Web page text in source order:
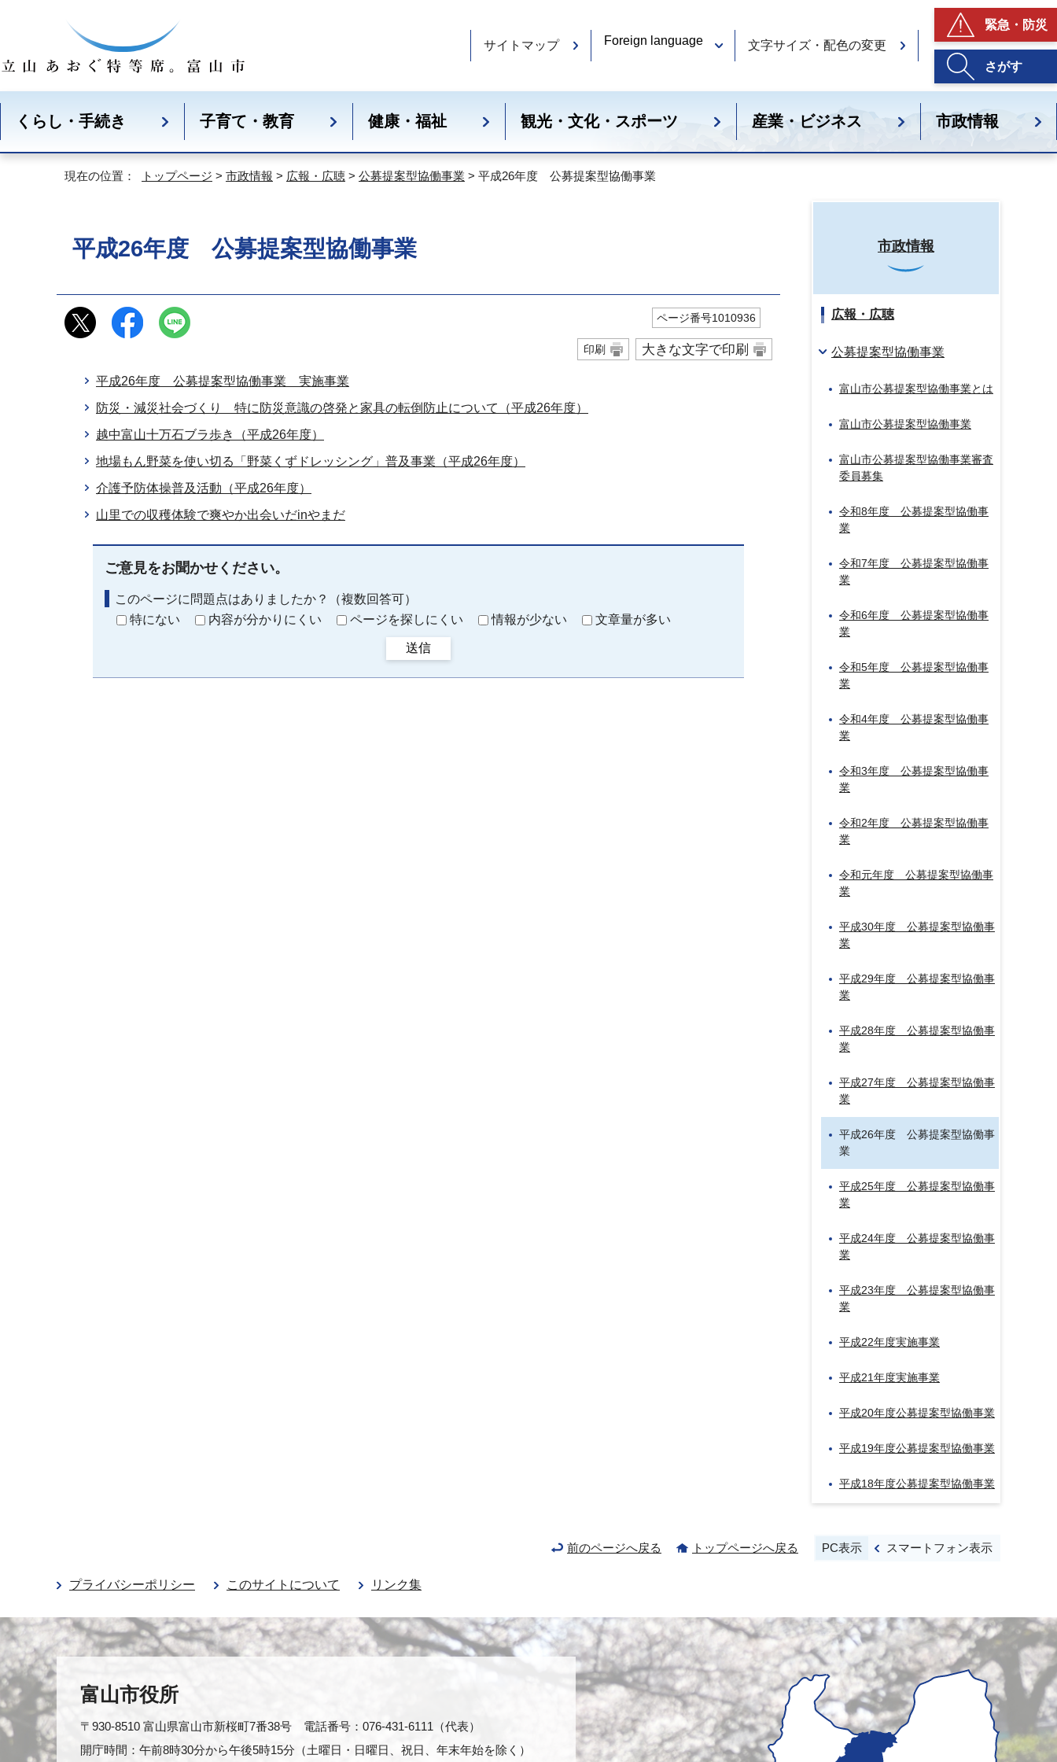
サイトマップ Foreign language 文字サイズ・配色の変更
緊急・防災
さがす
くらし・手続き 子育て・教育 健康・福祉 観光・文化・スポーツ 産業・ビジネス 市政情報
現在の位置： トップページ > 市政情報 > 広報・広聴 > 公募提案型協働事業 > 平成26年度 公募提案型協働事業
平成26年度 公募提案型協働事業
ページ番号1010936
印刷 大きな文字で印刷
平成26年度 公募提案型協働事業 実施事業
防災・減災社会づくり 特に防災意識の啓発と家具の転倒防止について（平成26年度）
越中富山十万石ブラ歩き（平成26年度）
地場もん野菜を使い切る「野菜くずドレッシング」普及事業（平成26年度）
介護予防体操普及活動（平成26年度）
山里での収穫体験で爽やか出会いだinやまだ
ご意見をお聞かせください。
このページに問題点はありましたか？（複数回答可）
特にない
内容が分かりにくい ページを探しにくい 情報が少ない 文章量が多い
送信
市政情報
広報・広聴
公募提案型協働事業
富山市公募提案型協働事業とは
富山市公募提案型協働事業
富山市公募提案型協働事業審査
委員募集
令和8年度 公募提案型協働事
業
令和7年度 公募提案型協働事
業
令和6年度 公募提案型協働事
業
令和5年度 公募提案型協働事
業
令和4年度 公募提案型協働事
業
令和3年度 公募提案型協働事
業
令和2年度 公募提案型協働事
業
令和元年度 公募提案型協働事
業
平成30年度 公募提案型協働事
業
平成29年度 公募提案型協働事
業
平成28年度 公募提案型協働事
業
平成27年度 公募提案型協働事
業
平成26年度 公募提案型協働事
業
平成25年度 公募提案型協働事
業
平成24年度 公募提案型協働事
業
平成23年度 公募提案型協働事
業
平成22年度実施事業
平成21年度実施事業
平成20年度公募提案型協働事業
平成19年度公募提案型協働事業
平成18年度公募提案型協働事業
前のページへ戻る トップページへ戻る PC表示 スマートフォン表示
プライバシーポリシー このサイトについて リンク集
富山市役所
〒930-8510 富山県富山市新桜町7番38号 電話番号：076-431-6111（代表）
開庁時間：午前8時30分から午後5時15分（土曜日・日曜日、祝日、年末年始を除く）